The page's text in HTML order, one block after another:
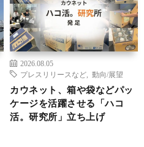
2026.08.05
プレスリリースなど
動向/展望
カウネット、箱や袋などパッ
ケージを活躍させる「ハコ
活。研究所」立ち上げ